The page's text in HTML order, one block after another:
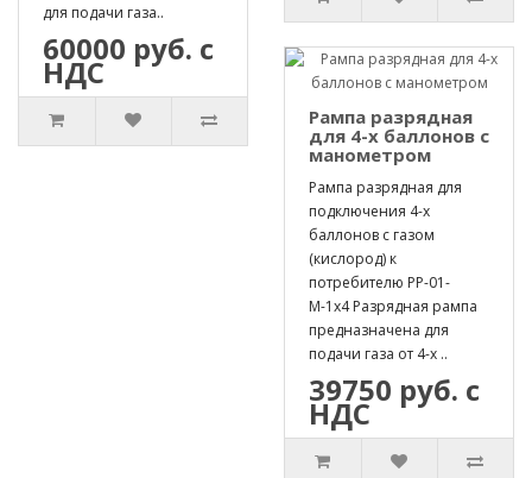
для подачи газа..
60000 руб. с
НДС
Рампа разрядная
для 4-х баллонов с
манометром
Рампа разрядная для
подключения 4-х
баллонов с газом
(кислород) к
потребителю РР-01-
М-1х4 Разрядная рампа
предназначена для
подачи газа от 4-х ..
39750 руб. с
НДС